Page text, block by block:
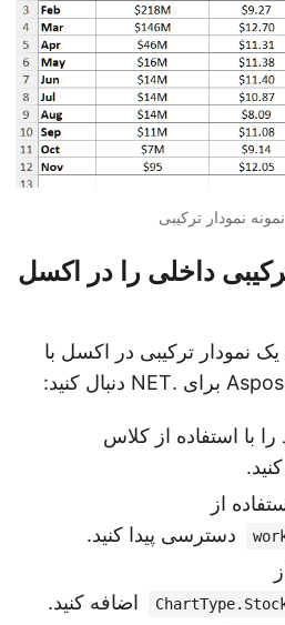
نمودار ترکیبی
داخلی را در اکسل
نمودار ترکیبی در اکسل با
با استفاده از کلاس
از
دسترسی پیدا کنید.
اضافه کنید.